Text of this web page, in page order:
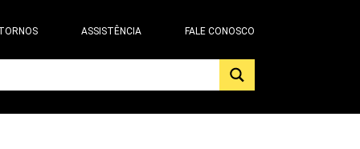
ASSISTÊNCIA FALE CONOSCO